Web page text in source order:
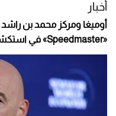
أخبار
أوميغا ومركز محمد بن راشد
«Speedmaster» في استكشاف الفضاء